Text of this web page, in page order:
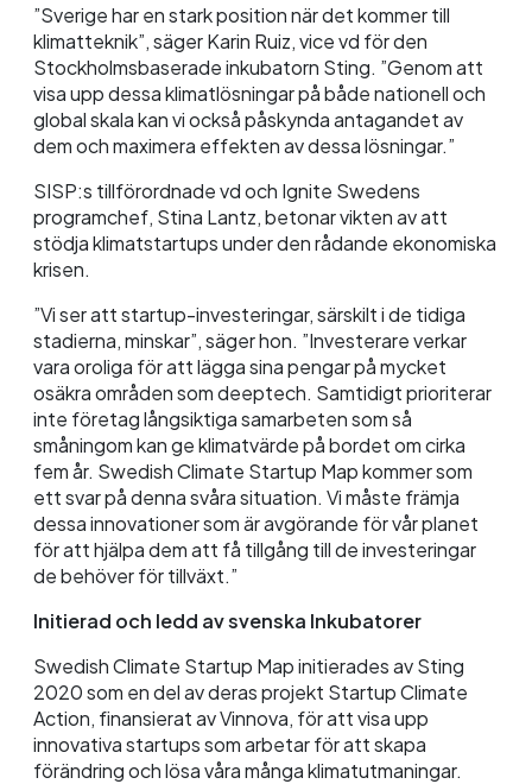
”Sverige har en stark position när det kommer till
klimatteknik”, säger Karin Ruiz, vice vd för den
Stockholmsbaserade inkubatorn Sting. ”Genom att
visa upp dessa klimatlösningar på både nationell och
global skala kan vi också påskynda antagandet av
dem och maximera effekten av dessa lösningar.”
SISP:s tillförordnade vd och Ignite Swedens
programchef, Stina Lantz, betonar vikten av att
stödja klimatstartups under den rådande ekonomiska
krisen.
”Vi ser att startup-investeringar, särskilt i de tidiga
stadierna, minskar”, säger hon. ”Investerare verkar
vara oroliga för att lägga sina pengar på mycket
osäkra områden som deeptech. Samtidigt prioriterar
inte företag långsiktiga samarbeten som så
småningom kan ge klimatvärde på bordet om cirka
fem år. Swedish Climate Startup Map kommer som
ett svar på denna svåra situation. Vi måste främja
dessa innovationer som är avgörande för vår planet
för att hjälpa dem att få tillgång till de investeringar
de behöver för tillväxt.”
Initierad och ledd av svenska Inkubatorer
Swedish Climate Startup Map initierades av Sting
2020 som en del av deras projekt Startup Climate
Action, finansierat av Vinnova, för att visa upp
innovativa startups som arbetar för att skapa
förändring och lösa våra många klimatutmaningar.